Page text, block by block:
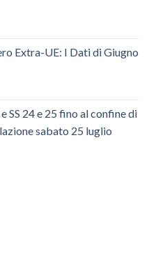
Extra-UE: I Dati di Giugno
24 e 25 fino al confine di
sabato 25 luglio